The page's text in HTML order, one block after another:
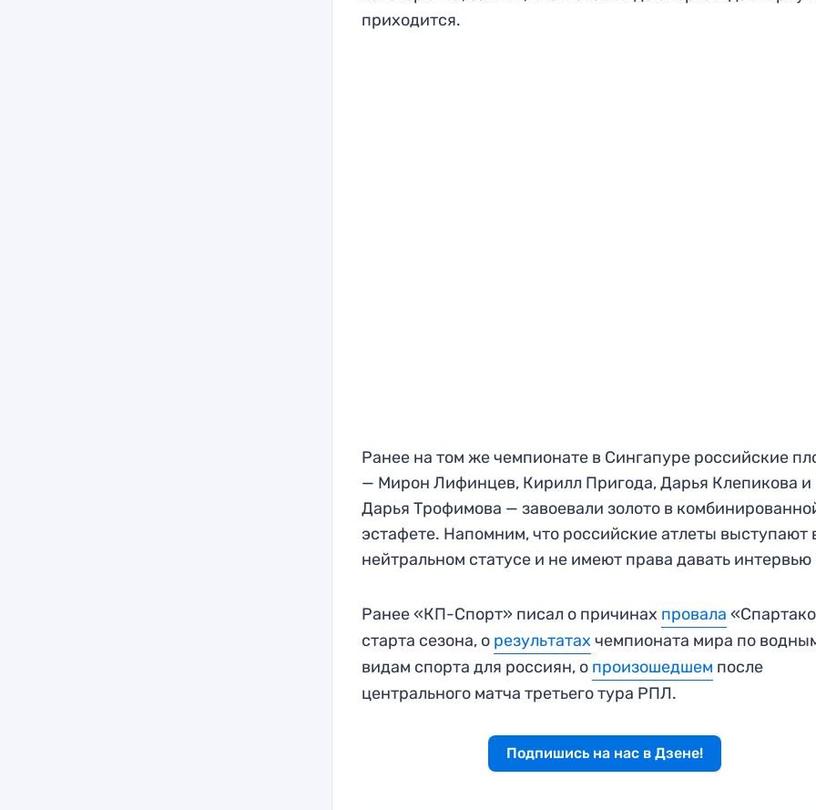
приходится.
Ранее на том же чемпионате в Сингапуре российские
— Мирон Лифинцев, Кирилл Пригода, Дарья Клепикова и
Дарья Трофимова — завоевали золото в
эстафете. Напомним, что российские атлеты выступают
нейтральном статусе и не имеют права давать
Ранее «КП-Спорт» писал о причинах провала
старта сезона, о результатах чемпионата мира по
видам спорта для россиян, о произошедшем после
центрального матча третьего тура РПЛ.
Подпишись на нас в Дзене!